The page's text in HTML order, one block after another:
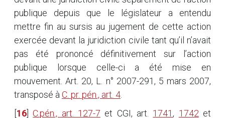
publique depuis que le législateur a entendu
mettre fin au sursis au jugement de cette action
exercée devant la juridiction civile tant qu’il n’avait
pas été prononcé définitivement sur l’action
publique lorsque celle-ci a été mise en
mouvement. Art. 20, L. n° 2007-291, 5 mars 2007,
transposé à C. pr. pén., art. 4
16 ]C.pén., art. 127-7 et CGI, art. 1741, 1742 et